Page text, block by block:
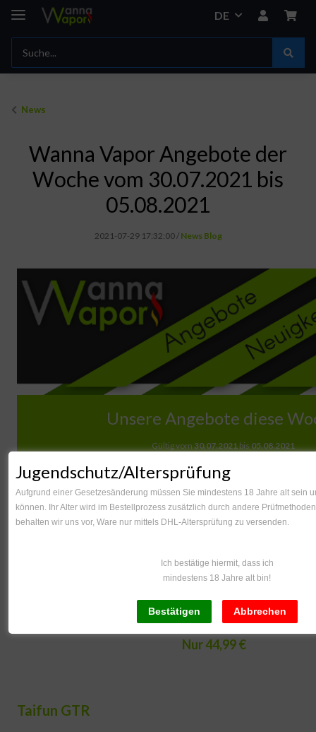
DE
News
Wanna Vapor Angebote der
Woche vom 30.07.2021 bis
05.08.2021
2021-07-29 17:32:00 / News Blog
Unsere Angebote diese
Gültig vom 30.07.2021 bis 05.08.2021
SteamCrave
Der original Steam Crave
auch drei Tankgrößen an,
Ein markanter Vorteil des
Tank geschlossen bleibt,
Statt 69,95 €
Nur 44,99 €
Taifun GTR
Jugendschutz/Altersprüfung
Aufgrund einer Gesetzesänderung müssen Sie mindestens 18 Jahre alt sein
können. Ihr Alter wird im Bestellprozess zusätzlich durch andere
behalten wir uns vor, Ware nur mittels DHL-Altersprüfung zu versenden.
Ich bestätige hiermit, dass ich
mindestens 18 Jahre alt bin!